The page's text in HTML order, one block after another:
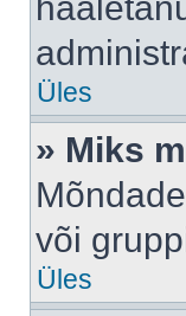
Üles
» Miks
või
Üles